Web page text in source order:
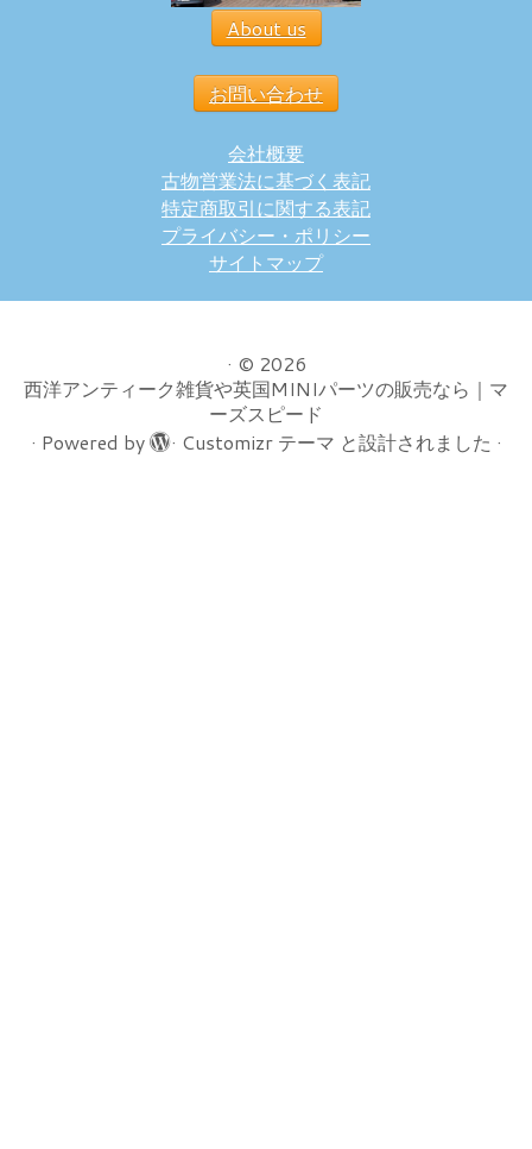
About us
お問い合わせ
会社概要
古物営業法に基づく表記
特定商取引に関する表記
プライバシー・ポリシー
サイトマップ
· © 2026
西洋アンティーク雑貨や英国MINIパーツの販売なら｜マ
ーズスピード
· Powered by · Customizr テーマ と設計されました ·